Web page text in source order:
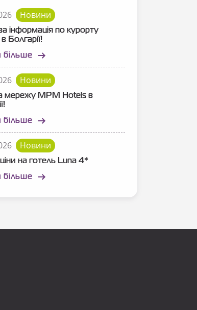
Новини
інформація по курорту
Болгарії!
більше
Новини
мережу MPM Hotels в
більше
Новини
ціни на готель Luna 4*
більше